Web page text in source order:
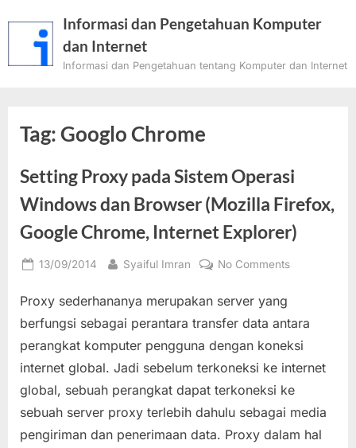
Informasi dan Pengetahuan Komputer
dan Internet
Informasi dan Pengetahuan tentang Komputer dan Internet
Tag:Googlo Chrome
Setting Proxy pada Sistem Operasi
Windows dan Browser (Mozilla Firefox,
Google Chrome, Internet Explorer)
Posted
13/09/2014 By
Syaiful Imran No Commentson
pada
Operasi
Windows
dan
Browser
(Mozilla
Proxy sederhananya merupakan server yang
berfungsi sebagai perantara transfer data antara
perangkat komputer pengguna dengan koneksi
internet global. Jadi sebelum terkoneksi ke internet
global, sebuah perangkat dapat terkoneksi ke
sebuah server proxy terlebih dahulu sebagai media
pengiriman dan penerimaan data. Proxy dalam hal